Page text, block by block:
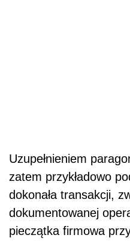
Uzupełnieniem
zatem przykładowo
dokonała transakcji,
dokumentowanej
pieczątka firmowa